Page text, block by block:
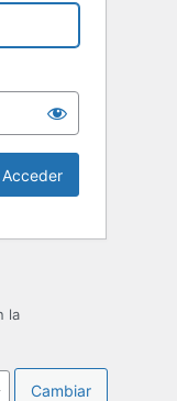
la